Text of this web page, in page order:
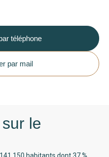
téléphone
par mail
le
150 habitants dont 37 %